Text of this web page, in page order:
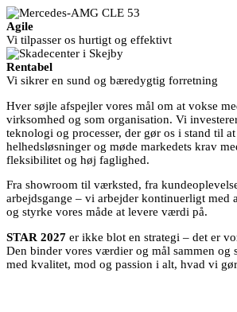
Agile
Vi tilpasser os hurtigt og effektivt
Rentabel
Vi sikrer en sund og bæredygtig forretning
Hver søjle afspejler vores mål om at vokse
virksomhed og som organisation. Vi
teknologi og processer, der gør os i stand til
helhedsløsninger og møde markedets krav
fleksibilitet og høj faglighed.
Fra showroom til værksted, fra
arbejdsgange – vi arbejder kontinuerligt med
og styrke vores måde at levere værdi på.
STAR 2027 er ikke blot en strategi – det er
Den binder vores værdier og mål sammen og
med kvalitet, mod og passion i alt, hvad vi